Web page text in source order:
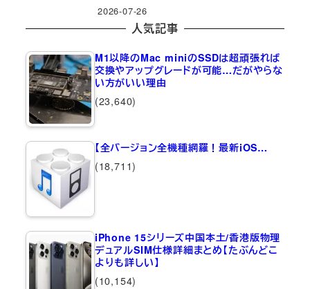
2026-07-26
人気記事
M1以降のMac miniのSSDは超頑張れば
交換やアップグレードが可能…だがやらな
い方がいい理由
(23,640)
【全バージョン全機種網羅！最新iOS…
(18,711)
iPhone 15シリーズ中国本土/香港版物理
デュアルSIM仕様詳細まとめ【たぶんどこ
よりも詳しい】
(10,154)